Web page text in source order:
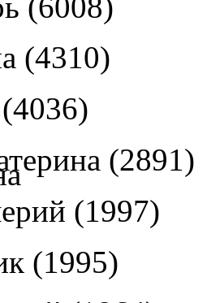
(4310)
(2891)
(1997)
(1995)